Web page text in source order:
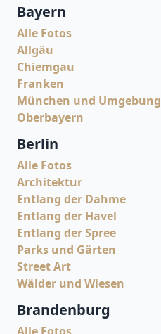
Bayern
Alle Fotos
Allgäu
Chiemgau
Franken
München und Umgebung
Oberbayern
Berlin
Alle Fotos
Architektur
Entlang der Dahme
Entlang der Havel
Entlang der Spree
Parks und Gärten
Street Art
Wälder und Wiesen
Brandenburg